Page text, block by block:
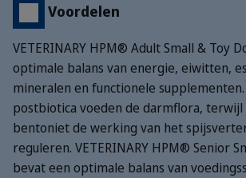
Voordelen
VETERINARY HPM® Adult Small & Toy
optimale balans van energie, eiwitten,
mineralen en functionele
postbiotica voeden de darmflora, terwijl
bentoniet de werking van het
reguleren. VETERINARY HPM® Senior
bevat een optimale balans van